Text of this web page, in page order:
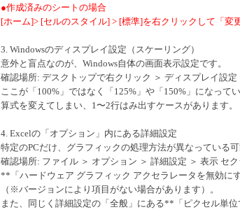
●作成済みのシートの場合
[ホーム]> [セルのスタイル] > [標準]を右クリックして「変
3. Windowsのディスプレイ設定（スケーリング）
意外と盲点なのが、Windows自体の画面表示設定です。
確認場所: デスクトップで右クリック ＞ ディスプレイ設定
ここが「100%」ではなく「125%」や「150%」になって
算式を変えてしまい、1〜2行はみ出すケースがあります。
4. Excelの「オプション」内にある詳細設定
特定のPCだけ、グラフィックの処理方法が異なっている可
確認場所: ファイル ＞ オプション ＞ 詳細設定 ＞ 表示 セ
**「ハードウェア グラフィック アクセラレータを無効に
（※バージョンにより項目がない場合があります）。
また、同じく詳細設定の「全般」にある**「ピクセル単